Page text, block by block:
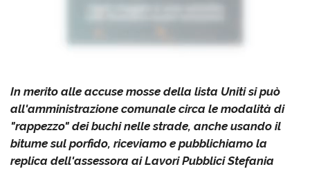
In merito alle accuse mosse della lista Uniti si può
all'amministrazione comunale circa le modalità di
"rappezzo" dei buchi nelle strade, anche usando il
bitume sul porfido, riceviamo e pubblichiamo la
replica dell'assessora ai Lavori Pubblici Stefania